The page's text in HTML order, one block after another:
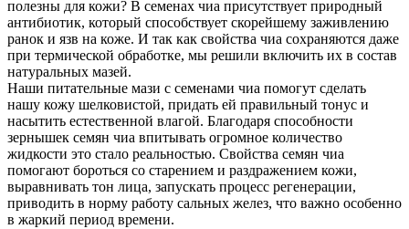
полезны для кожи? В семенах чиа присутствует природный
антибиотик, который способствует скорейшему заживлению
ранок и язв на коже. И так как свойства чиа сохраняются даже
при термической обработке, мы решили включить их в состав
натуральных мазей.
Наши питательные мази с семенами чиа помогут сделать
нашу кожу шелковистой, придать ей правильный тонус и
насытить естественной влагой. Благодаря способности
зернышек семян чиа впитывать огромное количество
жидкости это стало реальностью. Свойства семян чиа
помогают бороться со старением и раздражением кожи,
выравнивать тон лица, запускать процесс регенерации,
приводить в норму работу сальных желез, что важно особенно
в жаркий период времени.